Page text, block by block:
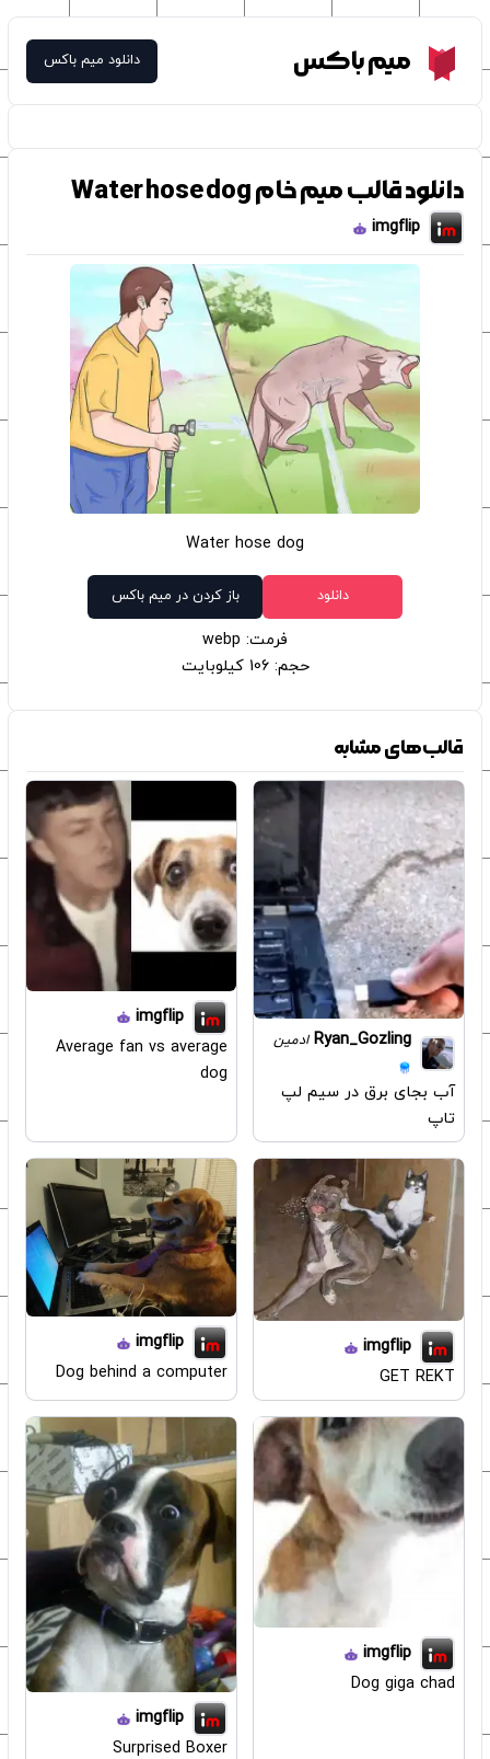
Meme Boxمیم باکس دانلود میم باکس
دانلود قالب میم خام Water hose dog
imgflip
Water hose dog
دانلود باز کردن در میم باکس
فرمت: webp
حجم: 106 کیلوبایت
قالب‌های مشابه
Ryan_Gozling ادمین
آب بجای برق در سیم لپ
تاپ
imgflip
Average fan vs average
dog
imgflip
GET REKT
imgflip
Dog behind a computer
imgflip
Dog giga chad
imgflip
Surprised Boxer